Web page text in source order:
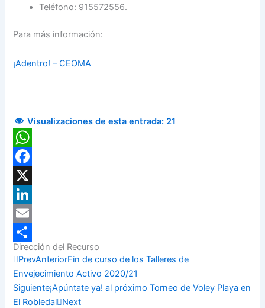
Teléfono: 915572556.
Para más información:
¡Adentro! – CEOMA
Visualizaciones de esta entrada: 21
WhatsApp
Facebook
X
LinkedIn
Email
Compartir
Dirección del Recurso
PrevAnteriorFin de curso de los Talleres de
Envejecimiento Activo 2020/21
Siguiente¡Apúntate ya! al próximo Torneo de Voley Playa en
El Robledal Next